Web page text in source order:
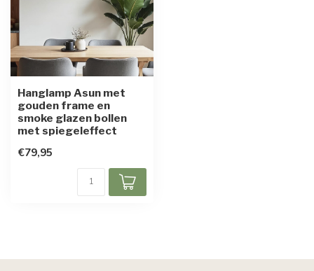
Hanglamp Asun met
gouden frame en
smoke glazen bollen
met spiegeleffect
€79,95